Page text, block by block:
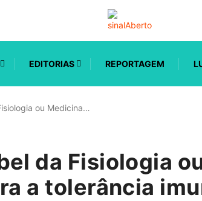
EDITORIAS REPORTAGEM
ou Medicina…
da Fisiologia
a tolerância